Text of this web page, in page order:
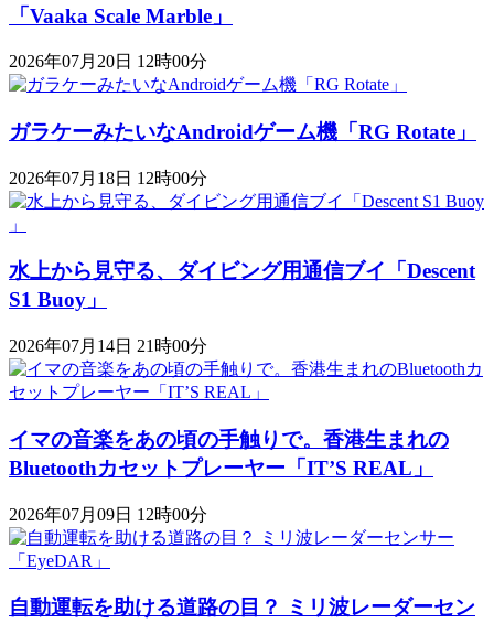
「Vaaka Scale Marble」
2026年07月20日 12時00分
ガラケーみたいなAndroidゲーム機「RG Rotate」
2026年07月18日 12時00分
水上から見守る、ダイビング用通信ブイ「Descent
S1 Buoy​​」
2026年07月14日 21時00分
イマの音楽をあの頃の手触りで。香港生まれの
Bluetoothカセットプレーヤー「IT’S REAL」
2026年07月09日 12時00分
自動運転を助ける道路の目？ ミリ波レーダーセン